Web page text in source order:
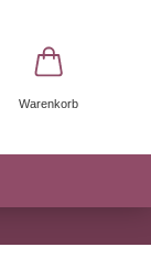
Warenkorb